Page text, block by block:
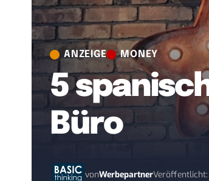
ANZEIGE MONEY
5
Büro
vonWerbepartnerVeröffentlicht: